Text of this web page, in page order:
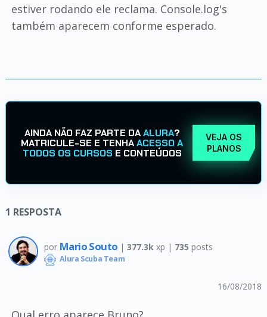
estiver rodando ele reclama. Console.log's
também aparecem conforme esperado.
AINDA NÃO FAZ PARTE DAALURA?
MATRICULE-SE E TENHAACESSO A
TODOS OS CURSOS E CONTEÚDOS
VEJA OS
PLANOS
1 RESPOSTA
por Mario Souto | 377.3k xp | 735 posts
Alura Scuba Team
16/08/2018